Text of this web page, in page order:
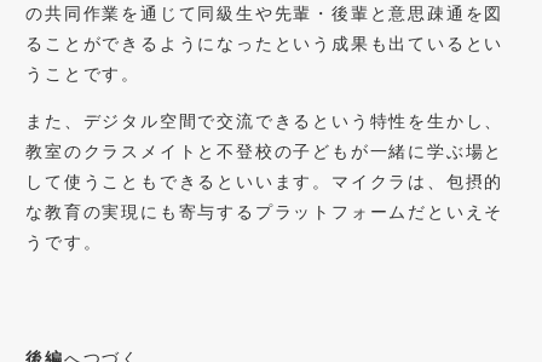
の共同作業を通じて同級生や先輩・後輩と意思疎通を図
ることができるようになったという成果も出ているとい
うことです。
また、デジタル空間で交流できるという特性を生かし、
教室のクラスメイトと不登校の子どもが一緒に学ぶ場と
して使うこともできるといいます。マイクラは、包摂的
な教育の実現にも寄与するプラットフォームだといえそ
うです。
後編へつづく